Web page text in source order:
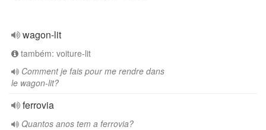
wagon-lit
também: voiture-lit
Comment je fais pour me rendre dans
le wagon-lit?
ferrovia
Quantos anos tem a ferrovia?